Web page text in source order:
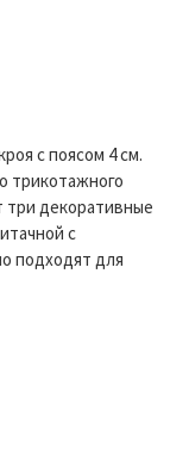
с поясом 4 см.
трикотажного
три декоративные
с
подходят для